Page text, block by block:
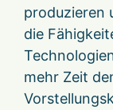
produzieren
die
mehr Zeit